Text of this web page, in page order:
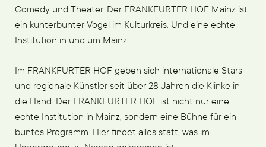
Comedy und Theater. Der FRANKFURTER HOF Mainz ist
ein kunterbunter Vogel im Kulturkreis. Und eine echte
Institution in und um Mainz.
Im FRANKFURTER HOF geben sich internationale Stars
und regionale Künstler seit über 28 Jahren die Klinke in
die Hand. Der FRANKFURTER HOF ist nicht nur eine
echte Institution in Mainz, sondern eine Bühne für ein
buntes Programm. Hier findet alles statt, was im